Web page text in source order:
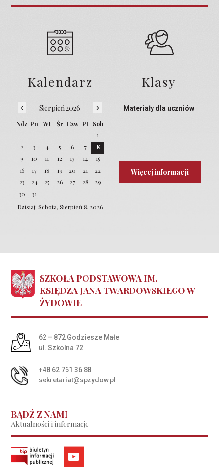
Kalendarz
‹ Sierpień 2026 ›
Ndz Pn Wt Śr Czw Pt
Sob
1
2
3 4 5 6 7
8
9
10 11 12 13 14
15
16
17 18 19 20 21
22
23
24 25 26 27 28
29
30
31
Dzisiaj: Sobota, Sierpień 8, 2026
Klasy
Materiały dla uczniów
Więcej informacji
SZKOŁA PODSTAWOWA IM.
KSIĘDZA JANA TWARDOWSKIEGO W
ŻYDOWIE
Adres pocztowy:
62 – 872 Godziesze Małe
ul. Szkolna 72
+48 62 761 36 88
sekretariat@spzydow.pl
BĄDŹ Z NAMI
Aktualności i informacje